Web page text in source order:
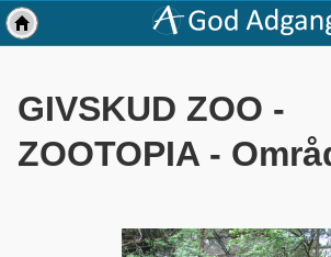
GIVSKUD ZOO -
ZOOTOPIA -